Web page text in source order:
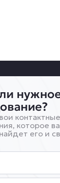
которое
его и